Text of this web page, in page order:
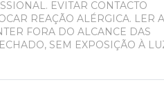
EVITAR CONTACTO
REAÇÃO ALÉRGICA. LER
FORA DO ALCANCE DAS
SEM EXPOSIÇÃO À